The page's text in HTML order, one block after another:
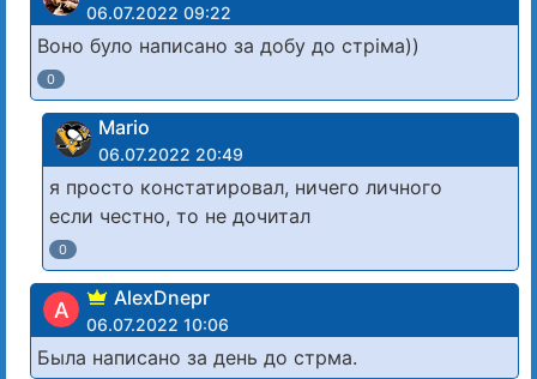
06.07.2022 09:22
Воно було написано за добу до стріма))
0
Mario
06.07.2022 20:49
я просто констатировал, ничего личного
если честно, то не дочитал
0
A AlexDnepr
06.07.2022 10:06
Была написано за день до стрма.